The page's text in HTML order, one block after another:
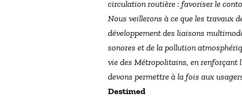
circulation routière : favoriser le
Nous veillerons à ce que les travaux
développement des liaisons
sonores et de la pollution
vie des Métropolitains, en renforçant
devons permettre à la fois aux
Destimed